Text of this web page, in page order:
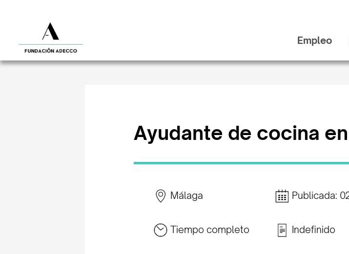
Empleo
Ayudante de cocina
Málaga Publicada:
Tiempo completo
Indefinido